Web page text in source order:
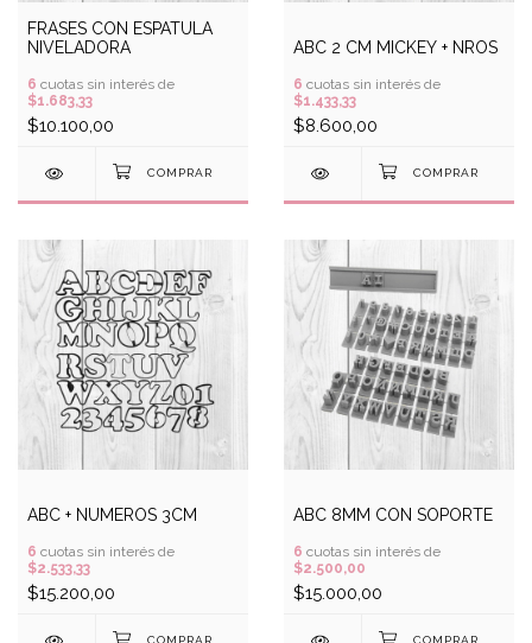
FRASES CON ESPATULA
NIVELADORA
6 cuotas sin interés de
$1.683,33
$10.100,00
ABC 2 CM MICKEY + NROS
6 cuotas sin interés de
$1.433,33
$8.600,00
ABC + NUMEROS 3CM
6 cuotas sin interés de
$2.533,33
$15.200,00
ABC 8MM CON SOPORTE
6 cuotas sin interés de
$2.500,00
$15.000,00